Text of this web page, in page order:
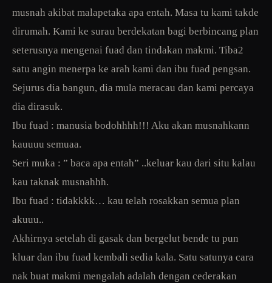
musnah akibat malapetaka apa entah. Masa tu kami takde
dirumah. Kami ke surau berdekatan bagi berbincang plan
seterusnya mengenai fuad dan tindakan makmi. Tiba2
satu angin menerpa ke arah kami dan ibu fuad pengsan.
Sejurus dia bangun, dia mula meracau dan kami percaya
dia dirasuk.
Ibu fuad : manusia bodohhhh!!! Aku akan musnahkann
kauuuu semuaa.
Seri muka : ” baca apa entah” ..keluar kau dari situ kalau
kau taknak musnahhh.
Ibu fuad : tidakkkk… kau telah rosakkan semua plan
akuuu..
Akhirnya setelah di gasak dan bergelut bende tu pun
kluar dan ibu fuad kembali sedia kala. Satu satunya cara
nak buat makmi mengalah adalah dengan cederakan